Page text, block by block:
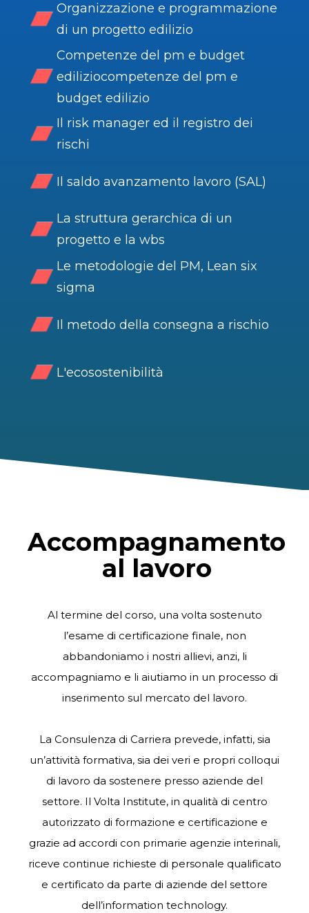
Organizzazione e programmazione
di un progetto edilizio
Competenze del pm e budget
ediliziocompetenze del pm e
budget edilizio
Il risk manager ed il registro dei
rischi
Il saldo avanzamento lavoro (SAL)
La struttura gerarchica di un
progetto e la wbs
Le metodologie del PM, Lean six
sigma
Il metodo della consegna a rischio
L'ecosostenibilità
Accompagnamento
al lavoro
Al termine del corso, una volta sostenuto
l’esame di certificazione finale, non
abbandoniamo i nostri allievi, anzi, li
accompagniamo e li aiutiamo in un processo di
inserimento sul mercato del lavoro.
La Consulenza di Carriera prevede, infatti, sia
un’attività formativa, sia dei veri e propri colloqui
di lavoro da sostenere presso aziende del
settore. Il Volta Institute, in qualità di centro
autorizzato di formazione e certificazione e
grazie ad accordi con primarie agenzie interinali,
riceve continue richieste di personale qualificato
e certificato da parte di aziende del settore
dell’information technology.